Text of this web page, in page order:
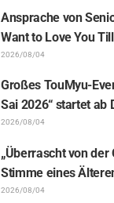
Ausstellung, auf
auf die Pelle rückt
Ansprache von
Want to Love You
Enthüllung von
Episodenposter
2026/08/04
Großes TouMyu-
Sai 2026“ startet ab
Städten Japans! Alle
vereint
2026/08/04
„Überrascht von der
Stimme eines
Reaktionen auf
2026/08/04